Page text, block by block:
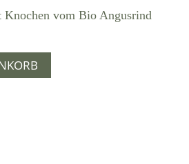
Knochen vom Bio Angusrind